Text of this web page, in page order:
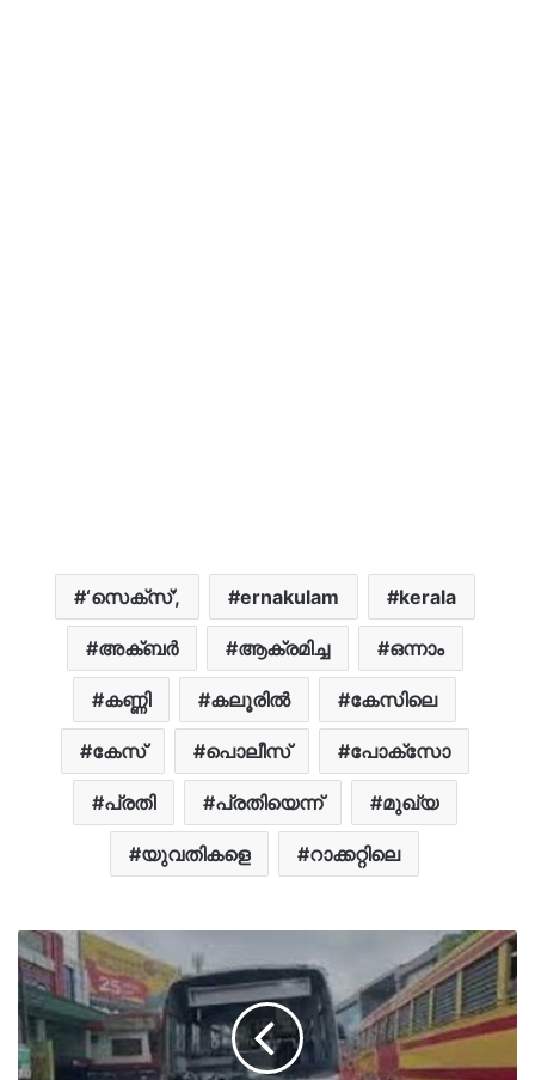
‘സെക്സ്’, ernakulam kerala
അക്ബർ ആക്രമിച്ച ഒന്നാം
കണ്ണി കലൂരില്‍ കേസിലെ
കേസ് പൊലീസ് പോക്സോ
പ്രതി പ്രതിയെന്ന് മുഖ്യ
യുവതികളെ റാക്കറ്റിലെ